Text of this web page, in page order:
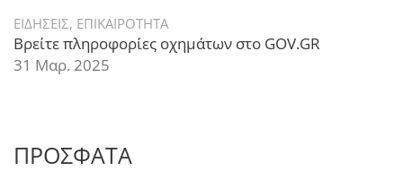
ΕΙΔΗΣΕΙΣ, ΕΠΙΚΑΙΡΟΤΗΤΑ
Βρείτε πληροφορίες οχημάτων στο GOV.GR
31 Μαρ. 2025
ΠΡΟΣΦΑΤΑ